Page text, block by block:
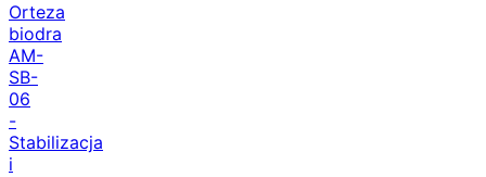
Orteza
biodra
AM-
SB-
06
-
Stabilizacja
i